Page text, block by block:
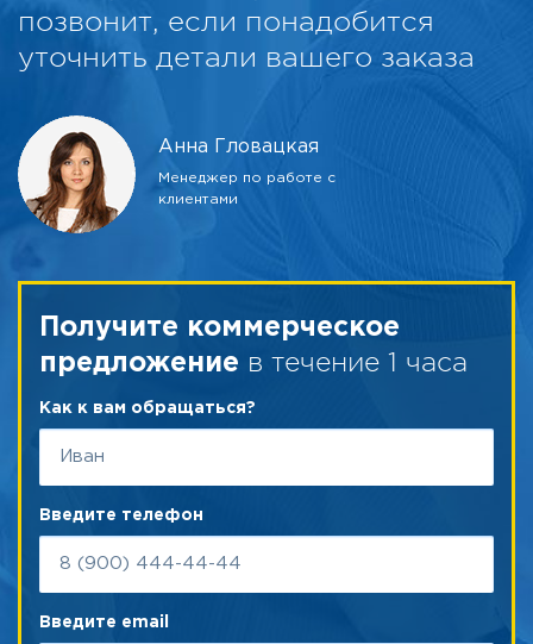
позвонит, если понадобится
уточнить детали вашего заказа
Анна Гловацкая
Менеджер по работе с
клиентами
Получите коммерческое
предложение в течение 1 часа
Как к вам обращаться?
Введите телефон
Введите email